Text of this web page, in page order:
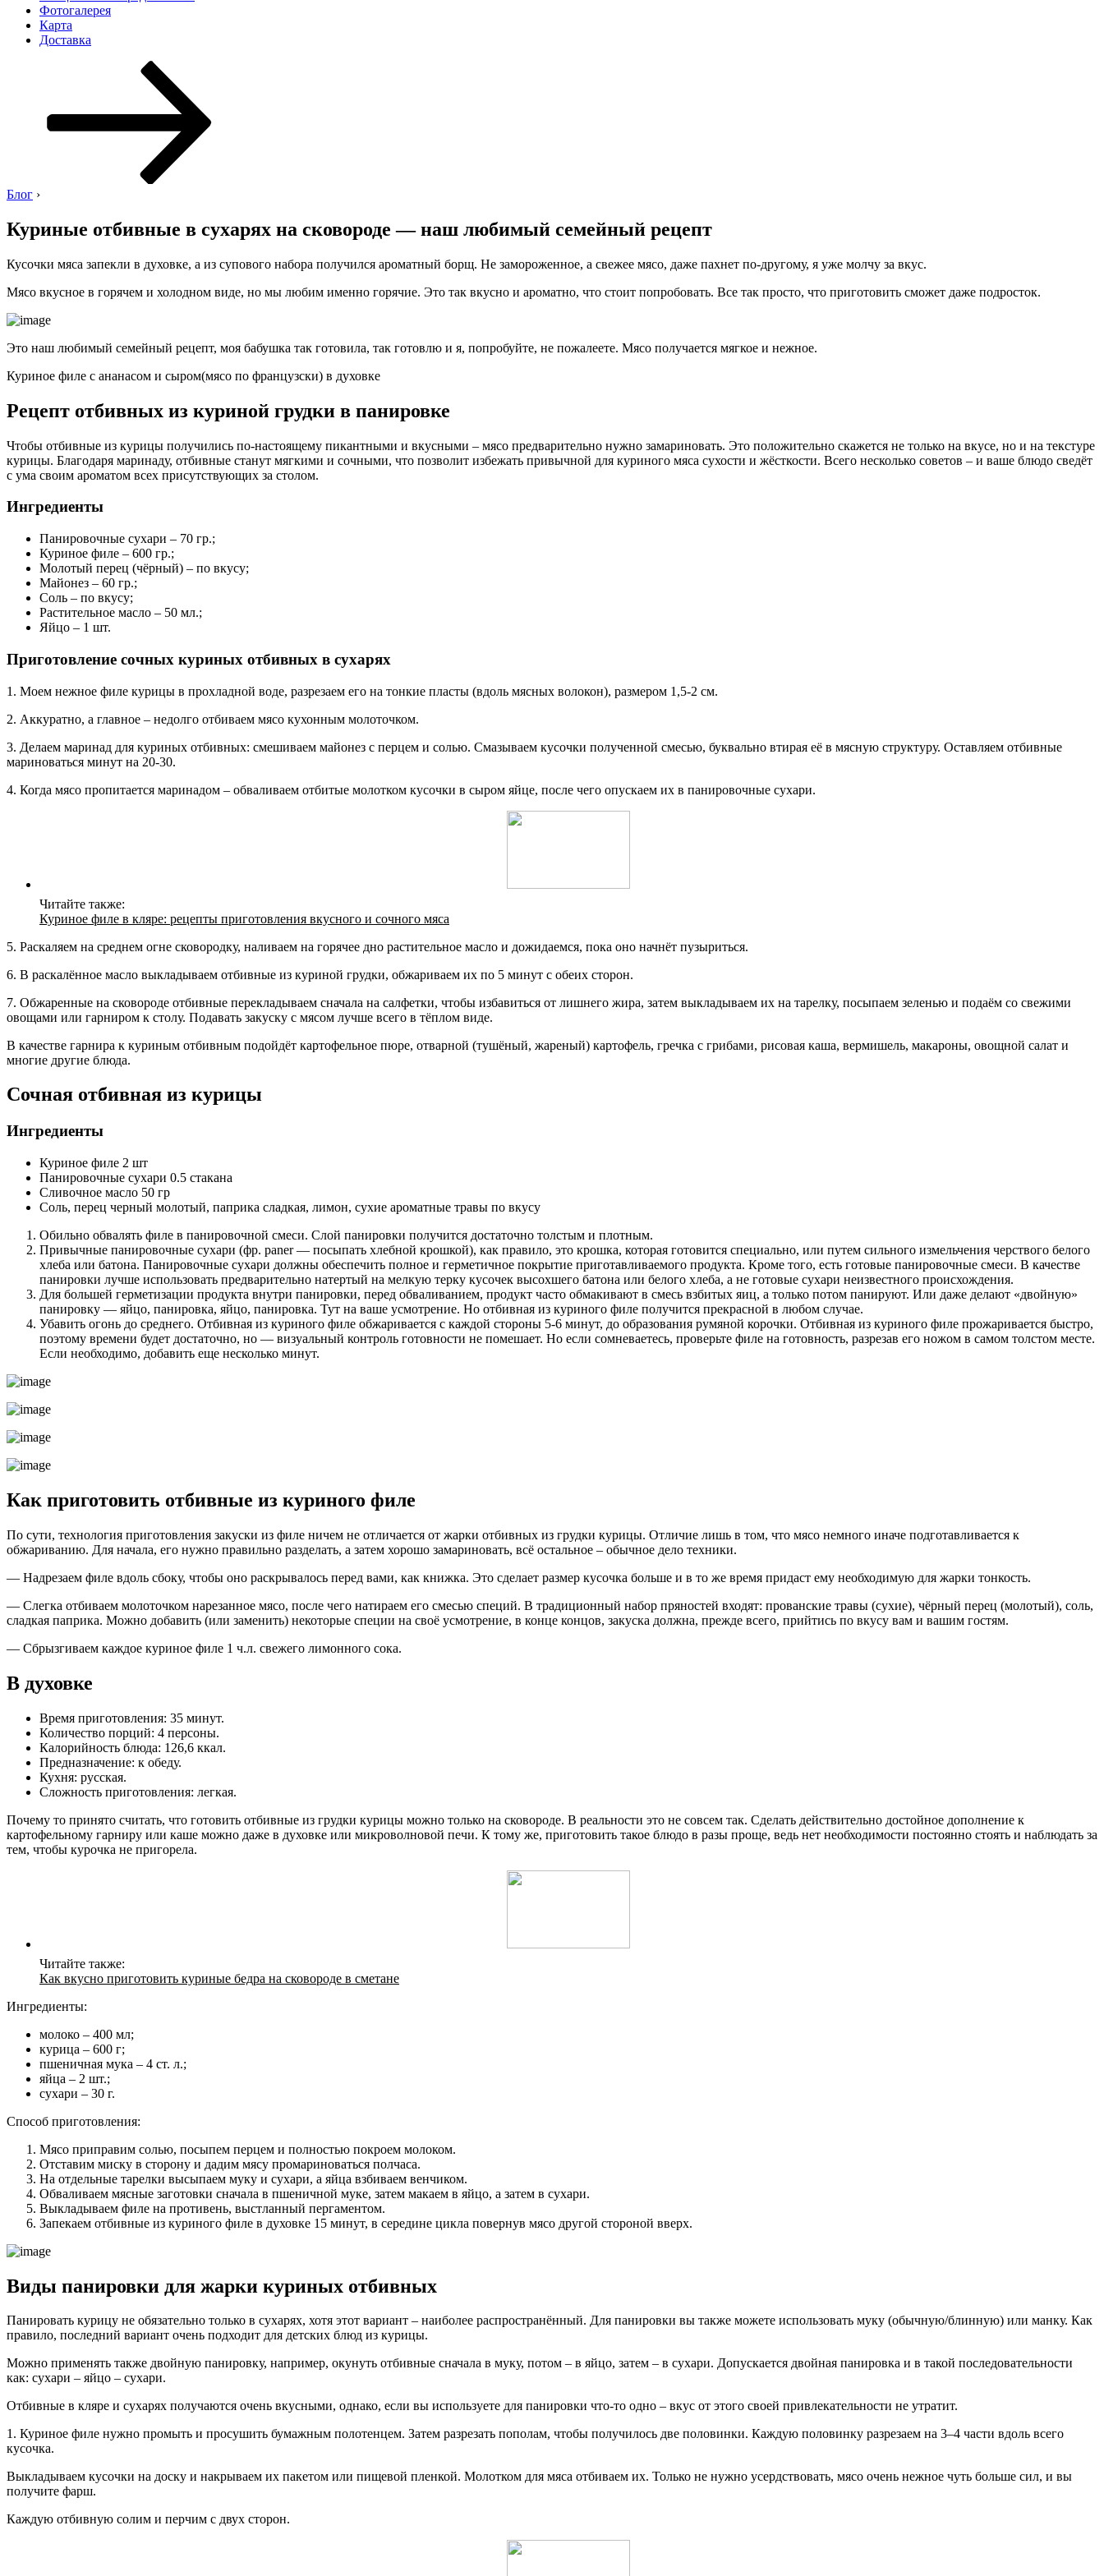
Фотогалерея
Карта
Доставка
Блог ›
Куриные отбивные в сухарях на сковороде — наш любимый семейный рецепт
Кусочки мяса запекли в духовке, а из супового набора получился ароматный борщ. Не замороженное, а свежее мясо, даже пахнет по-другому, я уже молчу за вкус.
Мясо вкусное в горячем и холодном виде, но мы любим именно горячие. Это так вкусно и ароматно, что стоит попробовать. Все так просто, что приготовить сможет даже подросток.
Это наш любимый семейный рецепт, моя бабушка так готовила, так готовлю и я, попробуйте, не пожалеете. Мясо получается мягкое и нежное.
Куриное филе с ананасом и сыром(мясо по французски) в духовке
Рецепт отбивных из куриной грудки в панировке
Чтобы отбивные из курицы получились по-настоящему пикантными и вкусными – мясо предварительно нужно замариновать. Это положительно скажется не только на вкусе, но и на текстуре
курицы. Благодаря маринаду, отбивные станут мягкими и сочными, что позволит избежать привычной для куриного мяса сухости и жёсткости. Всего несколько советов – и ваше блюдо сведёт
с ума своим ароматом всех присутствующих за столом.
Ингредиенты
Панировочные сухари – 70 гр.;
Куриное филе – 600 гр.;
Молотый перец (чёрный) – по вкусу;
Майонез – 60 гр.;
Соль – по вкусу;
Растительное масло – 50 мл.;
Яйцо – 1 шт.
Приготовление сочных куриных отбивных в сухарях
1. Моем нежное филе курицы в прохладной воде, разрезаем его на тонкие пласты (вдоль мясных волокон), размером 1,5-2 см.
2. Аккуратно, а главное – недолго отбиваем мясо кухонным молоточком.
3. Делаем маринад для куриных отбивных: смешиваем майонез с перцем и солью. Смазываем кусочки полученной смесью, буквально втирая её в мясную структуру. Оставляем отбивные
мариноваться минут на 20-30.
4. Когда мясо пропитается маринадом – обваливаем отбитые молотком кусочки в сыром яйце, после чего опускаем их в панировочные сухари.
Читайте также:
Куриное филе в кляре: рецепты приготовления вкусного и сочного мяса
5. Раскаляем на среднем огне сковородку, наливаем на горячее дно растительное масло и дожидаемся, пока оно начнёт пузыриться.
6. В раскалённое масло выкладываем отбивные из куриной грудки, обжариваем их по 5 минут с обеих сторон.
7. Обжаренные на сковороде отбивные перекладываем сначала на салфетки, чтобы избавиться от лишнего жира, затем выкладываем их на тарелку, посыпаем зеленью и подаём со свежими
овощами или гарниром к столу. Подавать закуску с мясом лучше всего в тёплом виде.
В качестве гарнира к куриным отбивным подойдёт картофельное пюре, отварной (тушёный, жареный) картофель, гречка с грибами, рисовая каша, вермишель, макароны, овощной салат и
многие другие блюда.
Сочная отбивная из курицы
Ингредиенты
Куриное филе 2 шт
Панировочные сухари 0.5 стакана
Сливочное масло 50 гр
Соль, перец черный молотый, паприка сладкая, лимон, сухие ароматные травы по вкусу
Обильно обвалять филе в панировочной смеси. Слой панировки получится достаточно толстым и плотным.
Привычные панировочные сухари (фр. paner — посыпать хлебной крошкой), как правило, это крошка, которая готовится специально, или путем сильного измельчения черствого белого
хлеба или батона. Панировочные сухари должны обеспечить полное и герметичное покрытие приготавливаемого продукта. Кроме того, есть готовые панировочные смеси. В качестве
панировки лучше использовать предварительно натертый на мелкую терку кусочек высохшего батона или белого хлеба, а не готовые сухари неизвестного происхождения.
Для большей герметизации продукта внутри панировки, перед обваливанием, продукт часто обмакивают в смесь взбитых яиц, а только потом панируют. Или даже делают «двойную»
панировку — яйцо, панировка, яйцо, панировка. Тут на ваше усмотрение. Но отбивная из куриного филе получится прекрасной в любом случае.
Убавить огонь до среднего. Отбивная из куриного филе обжаривается с каждой стороны 5-6 минут, до образования румяной корочки. Отбивная из куриного филе прожаривается быстро,
поэтому времени будет достаточно, но — визуальный контроль готовности не помешает. Но если сомневаетесь, проверьте филе на готовность, разрезав его ножом в самом толстом месте.
Если необходимо, добавить еще несколько минут.
Как приготовить отбивные из куриного филе
По сути, технология приготовления закуски из филе ничем не отличается от жарки отбивных из грудки курицы. Отличие лишь в том, что мясо немного иначе подготавливается к
обжариванию. Для начала, его нужно правильно разделать, а затем хорошо замариновать, всё остальное – обычное дело техники.
— Надрезаем филе вдоль сбоку, чтобы оно раскрывалось перед вами, как книжка. Это сделает размер кусочка больше и в то же время придаст ему необходимую для жарки тонкость.
— Слегка отбиваем молоточком нарезанное мясо, после чего натираем его смесью специй. В традиционный набор пряностей входят: прованские травы (сухие), чёрный перец (молотый), соль,
сладкая паприка. Можно добавить (или заменить) некоторые специи на своё усмотрение, в конце концов, закуска должна, прежде всего, прийтись по вкусу вам и вашим гостям.
— Сбрызгиваем каждое куриное филе 1 ч.л. свежего лимонного сока.
В духовке
Время приготовления: 35 минут.
Количество порций: 4 персоны.
Калорийность блюда: 126,6 ккал.
Предназначение: к обеду.
Кухня: русская.
Сложность приготовления: легкая.
Почему то принято считать, что готовить отбивные из грудки курицы можно только на сковороде. В реальности это не совсем так. Сделать действительно достойное дополнение к
картофельному гарниру или каше можно даже в духовке или микроволновой печи. К тому же, приготовить такое блюдо в разы проще, ведь нет необходимости постоянно стоять и наблюдать за
тем, чтобы курочка не пригорела.
Читайте также:
Как вкусно приготовить куриные бедра на сковороде в сметане
Ингредиенты:
молоко – 400 мл;
курица – 600 г;
пшеничная мука – 4 ст. л.;
яйца – 2 шт.;
сухари – 30 г.
Способ приготовления:
Мясо приправим солью, посыпем перцем и полностью покроем молоком.
Отставим миску в сторону и дадим мясу промариноваться полчаса.
На отдельные тарелки высыпаем муку и сухари, а яйца взбиваем венчиком.
Обваливаем мясные заготовки сначала в пшеничной муке, затем макаем в яйцо, а затем в сухари.
Выкладываем филе на противень, выстланный пергаментом.
Запекаем отбивные из куриного филе в духовке 15 минут, в середине цикла повернув мясо другой стороной вверх.
Виды панировки для жарки куриных отбивных
Панировать курицу не обязательно только в сухарях, хотя этот вариант – наиболее распространённый. Для панировки вы также можете использовать муку (обычную/блинную) или манку. Как
правило, последний вариант очень подходит для детских блюд из курицы.
Можно применять также двойную панировку, например, окунуть отбивные сначала в муку, потом – в яйцо, затем – в сухари. Допускается двойная панировка и в такой последовательности
как: сухари – яйцо – сухари.
Отбивные в кляре и сухарях получаются очень вкусными, однако, если вы используете для панировки что-то одно – вкус от этого своей привлекательности не утратит.
1. Куриное филе нужно промыть и просушить бумажным полотенцем. Затем разрезать пополам, чтобы получилось две половинки. Каждую половинку разрезаем на 3–4 части вдоль всего
кусочка.
Выкладываем кусочки на доску и накрываем их пакетом или пищевой пленкой. Молотком для мяса отбиваем их. Только не нужно усердствовать, мясо очень нежное чуть больше сил, и вы
получите фарш.
Каждую отбивную солим и перчим с двух сторон.